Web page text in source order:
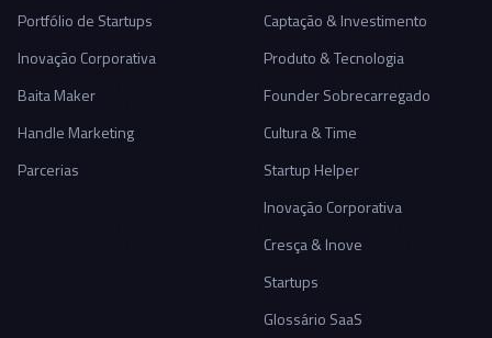
Portfólio de Startups
Inovação Corporativa
Baita Maker
Handle Marketing
Parcerias
Captação & Investimento
Produto & Tecnologia
Founder Sobrecarregado
Cultura & Time
Startup Helper
Inovação Corporativa
Cresça & Inove
Startups
Glossário SaaS